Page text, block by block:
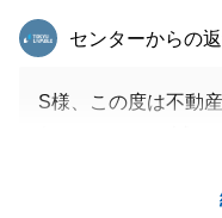
東急リバブル
センターからの
S様、この度は不動
引が完了しました事